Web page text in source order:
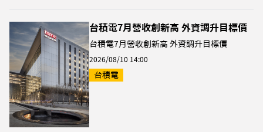
台積電7月營收創新高 外資調升目標價
台積電7月營收創新高 外資調升目標價
2026/08/10 14:00
台積電